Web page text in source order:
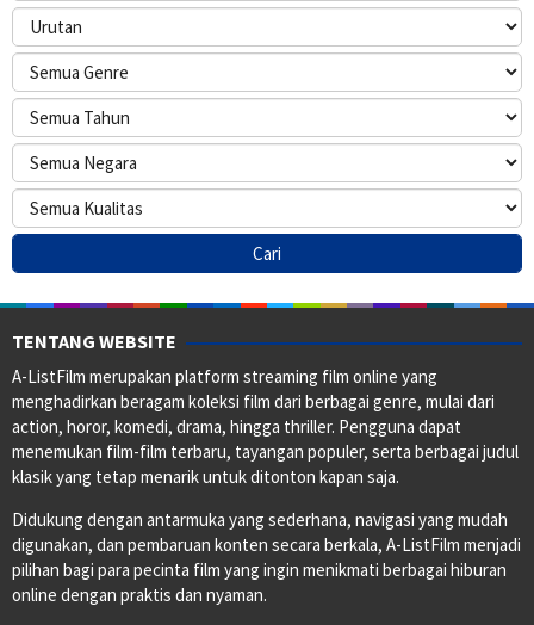
TENTANG WEBSITE
A-ListFilm merupakan platform streaming film online yang
menghadirkan beragam koleksi film dari berbagai genre, mulai dari
action, horor, komedi, drama, hingga thriller. Pengguna dapat
menemukan film-film terbaru, tayangan populer, serta berbagai judul
klasik yang tetap menarik untuk ditonton kapan saja.
Didukung dengan antarmuka yang sederhana, navigasi yang mudah
digunakan, dan pembaruan konten secara berkala, A-ListFilm menjadi
pilihan bagi para pecinta film yang ingin menikmati berbagai hiburan
online dengan praktis dan nyaman.